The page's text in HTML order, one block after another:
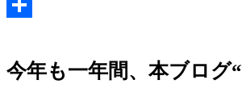
今年も一年間、本ブログ“